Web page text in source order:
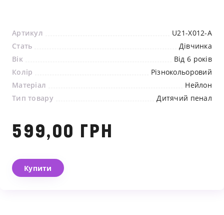
Артикул
U21-X012-A
Стать
Дівчинка
Вік
Від 6 років
Колір
Різнокольоровий
Матеріал
Нейлон
Тип товару
Дитячий пенал
599,00 ГРН
Купити